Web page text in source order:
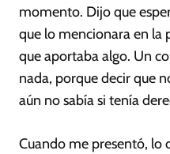
momento. Dijo que
que lo mencionara en la
que aportaba algo. Un
nada, porque decir que
aún no sabía si tenía
Cuando me presentó, lo